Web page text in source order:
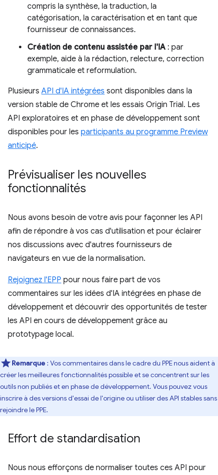
compris la synthèse, la traduction, la
catégorisation, la caractérisation et en tant que
fournisseur de connaissances.
Création de contenu assistée par l'IA : par
exemple, aide à la rédaction, relecture, correction
grammaticale et reformulation.
Plusieurs API d'IA intégrées sont disponibles dans la
version stable de Chrome et les essais Origin Trial. Les
API exploratoires et en phase de développement sont
disponibles pour les participants au programme Preview
anticipé.
Prévisualiser les nouvelles
fonctionnalités
Nous avons besoin de votre avis pour façonner les API
afin de répondre à vos cas d'utilisation et pour éclairer
nos discussions avec d'autres fournisseurs de
navigateurs en vue de la normalisation.
Rejoignez l'EPP pour nous faire part de vos
commentaires sur les idées d'IA intégrées en phase de
développement et découvrir des opportunités de tester
les API en cours de développement grâce au
prototypage local.
Remarque : Vos commentaires dans le cadre du PPE nous aident à
créer les meilleures fonctionnalités possible et se concentrent sur les
outils non publiés et en phase de développement. Vous pouvez vous
inscrire à des versions d'essai de l'origine ou utiliser des API stables sans
rejoindre le PPE.
Effort de standardisation
Nous nous efforçons de normaliser toutes ces API pour